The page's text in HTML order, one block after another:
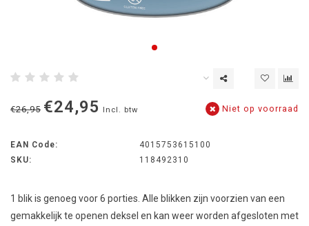
€26,95 €24,95 Incl. btw Niet op voorraad
EAN Code:
4015753615100
SKU:
118492310
1 blik is genoeg voor 6 porties. Alle blikken zijn voorzien van een
gemakkelijk te openen deksel en kan weer worden afgesloten met